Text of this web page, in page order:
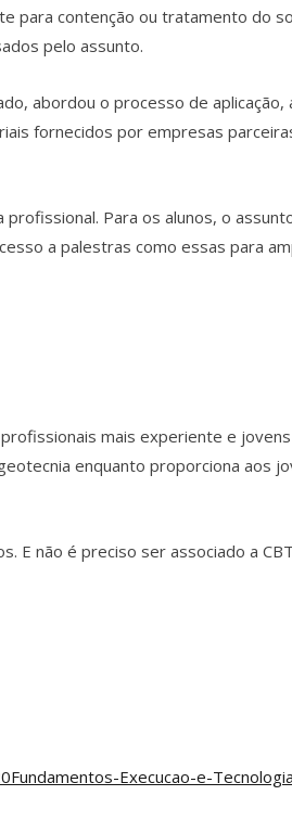
para contenção ou tratamento do
pelo assunto.
abordou o processo de
fornecidos por empresas
Para os alunos, o
a palestras como essas para
mais experiente e
enquanto proporciona
não é preciso ser associado a
Execucao-e-